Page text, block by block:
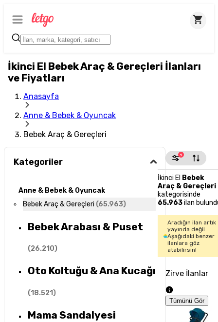
İkinci El Bebek Araç & Gereçleri İlanları
ve Fiyatları
Anasayfa
Anne & Bebek & Oyuncak
Bebek Araç & Gereçleri
Kategoriler
Anne & Bebek & Oyuncak
Bebek Araç & Gereçleri (65.963)
Bebek Arabası & Puset
(26.210)
Oto Koltuğu & Ana Kucağı
(18.521)
Mama Sandalyesi
1
İkinci El Bebek
Araç & Gereçleri
kategorisinde
65.963ilan
Aradığın ilan artık
yayında değil.
Aşağıdaki benzer
ilanlara göz
atabilirsin!
Zirve İlanlar
Tümünü Gör